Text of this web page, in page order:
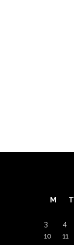
M
T
3
4
10
11